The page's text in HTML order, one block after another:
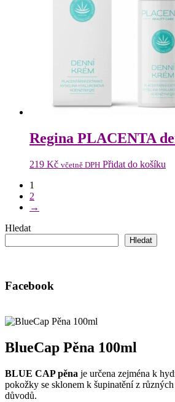
Regina PLACENTA
219 Kč včetně DPH Přidat do košíku
1
2
→
Hledat
Hledat
Facebook
BlueCap Pěna 100ml
BLUE CAP pěna je určena zejména k
pokožky se sklonem k šupinatění z
důvodů.